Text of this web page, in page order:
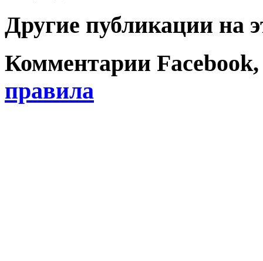
Другие публикации на
Комментарии
правила